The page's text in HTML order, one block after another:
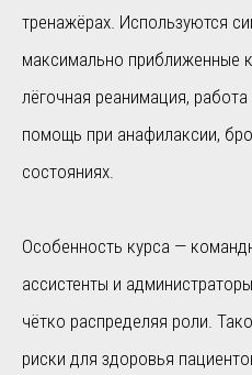
тренажёрах. Используются
максимально приближенные
лёгочная реанимация,
помощь при анафилаксии,
состояниях.
Особенность курса —
ассистенты и
чётко распределяя роли.
риски для здоровья